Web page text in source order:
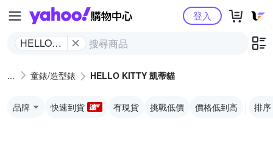
Yahoo購物中心
HELLO
蒂貓
登入
童錶/造型錶 HELLO KITTY 凱蒂貓
品牌 快速到貨 有現貨 挑戰低價 價格低到高 排序